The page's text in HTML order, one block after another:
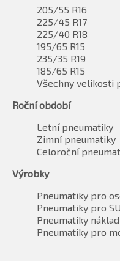
205/55 R16
225/45 R17
225/40 R18
195/65 R15
235/35 R19
185/65 R15
Všechny velikosti
Roční období
Letní pneumatiky
Zimní pneumatiky
Celoroční
Výrobky
Pneumatiky pro
Pneumatiky pro
Pneumatiky
Pneumatiky pro